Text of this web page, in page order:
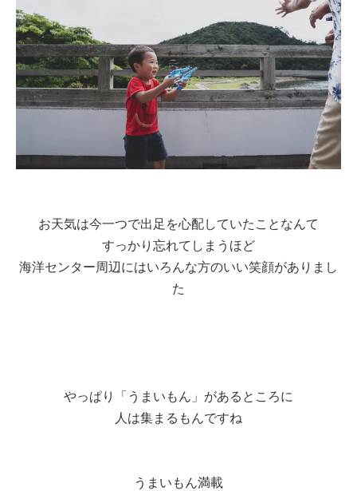
お天気は今一つで出足を心配していたことなんて
すっかり忘れてしまうほど
海洋センター周辺にはいろんな方のいい笑顔がありまし
た
やっぱり「うまいもん」があるところに
人は集まるもんですね
うまいもん満載